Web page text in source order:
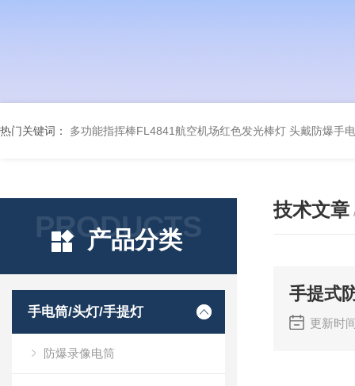
热门关键词： 多功能指挥棒FL4841航空机场红色发光棒灯 头戴防爆手
PRODUCTS
产品分类
手电筒/头灯/手提灯
防爆录像电筒
技术文章
手提式
更新时